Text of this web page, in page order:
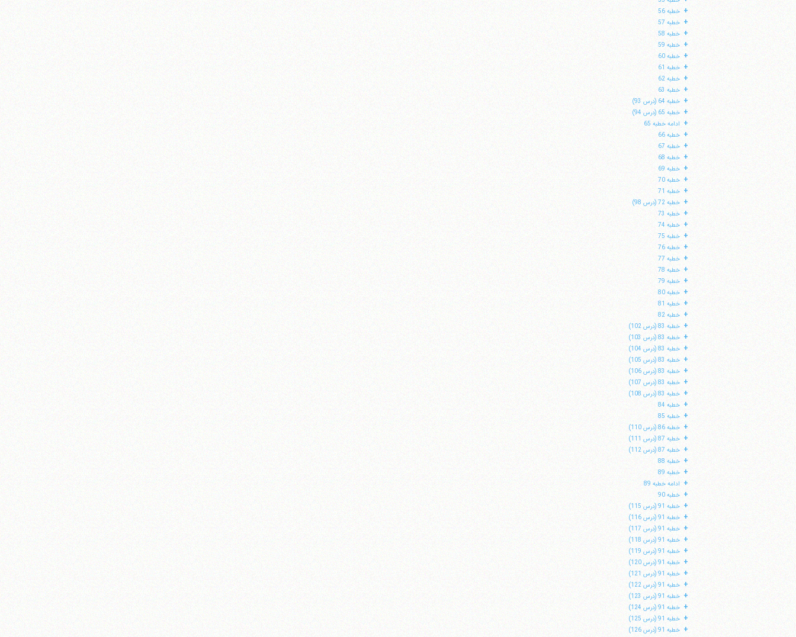
+ خطبه 56
+ خطبه 57
+ خطبه 58
+ خطبه 59
+ خطبه 60
+ خطبه 61
+ خطبه 62
+ خطبه 63
+ خطبه 64 (درس 93)
+ خطبه 65 (درس 94)
+ ادامه خطبه 65
+ خطبه 66
+ خطبه 67
+ خطبه 68
+ خطبه 69
+ خطبه 70
+ خطبه 71
+ خطبه 72 (درس 98)
+ خطبه 73
+ خطبه 74
+ خطبه 75
+ خطبه 76
+ خطبه 77
+ خطبه 78
+ خطبه 79
+ خطبه 80
+ خطبه 81
+ خطبه 82
+ خطبه 83 (درس 102)
+ خطبه 83 (درس 103)
+ خطبه 83 (درس 104)
+ خطبه 83 (درس 105)
+ خطبه 83 (درس 106)
+ خطبه 83 (درس 107)
+ خطبه 83 (درس 108)
+ خطبه 84
+ خطبه 85
+ خطبه 86 (درس 110)
+ خطبه 87 (درس 111)
+ خطبه 87 (درس 112)
+ خطبه 88
+ خطبه 89
+ ادامه خطبه 89
+ خطبه 90
+ خطبه 91 (درس 115)
+ خطبه 91 (درس 116)
+ خطبه 91 (درس 117)
+ خطبه 91 (درس 118)
+ خطبه 91 (درس 119)
+ خطبه 91 (درس 120)
+ خطبه 91 (درس 121)
+ خطبه 91 (درس 122)
+ خطبه 91 (درس 123)
+ خطبه 91 (درس 124)
+ خطبه 91 (درس 125)
+ خطبه 91 (درس 126)